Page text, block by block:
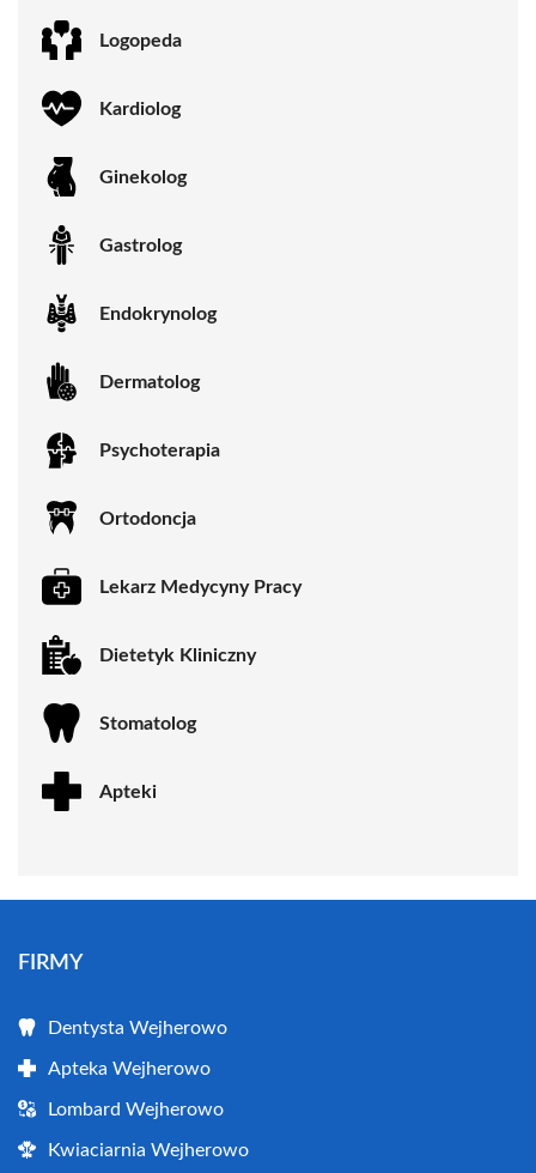
Logopeda
Kardiolog
Ginekolog
Gastrolog
Endokrynolog
Dermatolog
Psychoterapia
Ortodoncja
Lekarz Medycyny Pracy
Dietetyk Kliniczny
Stomatolog
Apteki
FIRMY
Dentysta Wejherowo
Apteka Wejherowo
Lombard Wejherowo
Kwiaciarnia Wejherowo